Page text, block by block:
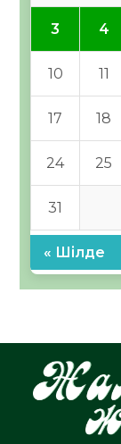
3 4
10 11
17 18
24 25
31
« Шілде